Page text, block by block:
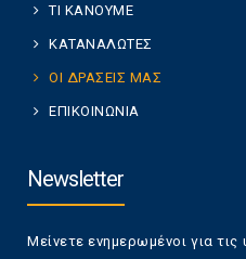
ΤΙ ΚΑΝΟΥΜΕ
ΚΑΤΑΝΑΛΩΤΕΣ
ΟΙ ΔΡΑΣΕΙΣ ΜΑΣ
ΕΠΙΚΟΙΝΩΝΙΑ
Newsletter
Μείνετε ενημερωμένοι για